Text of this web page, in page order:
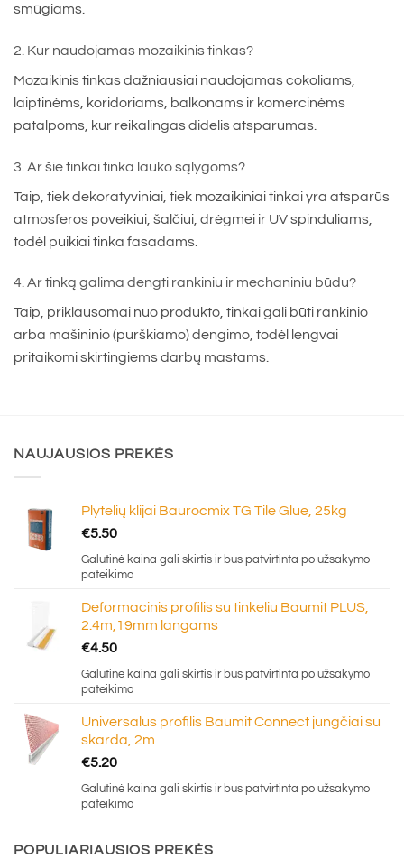
smūgiams.
2. Kur naudojamas mozaikinis tinkas?
Mozaikinis tinkas dažniausiai naudojamas cokoliams,
laiptinėms, koridoriams, balkonams ir komercinėms
patalpoms, kur reikalingas didelis atsparumas.
3. Ar šie tinkai tinka lauko sąlygoms?
Taip, tiek dekoratyviniai, tiek mozaikiniai tinkai yra atsparūs
atmosferos poveikiui, šalčiui, drėgmei ir UV spinduliams,
todėl puikiai tinka fasadams.
4. Ar tinką galima dengti rankiniu ir mechaniniu būdu?
Taip, priklausomai nuo produkto, tinkai gali būti rankinio
arba mašininio (purškiamo) dengimo, todėl lengvai
pritaikomi skirtingiems darbų mastams.
NAUJAUSIOS PREKĖS
Plytelių klijai Baurocmix TG Tile Glue, 25kg
€5.50
Galutinė kaina gali skirtis ir bus patvirtinta po užsakymo
pateikimo
Deformacinis profilis su tinkeliu Baumit PLUS,
2.4m,19mm langams
€4.50
Galutinė kaina gali skirtis ir bus patvirtinta po užsakymo
pateikimo
Universalus profilis Baumit Connect jungčiai su
skarda, 2m
€5.20
Galutinė kaina gali skirtis ir bus patvirtinta po užsakymo
pateikimo
POPULIARIAUSIOS PREKĖS